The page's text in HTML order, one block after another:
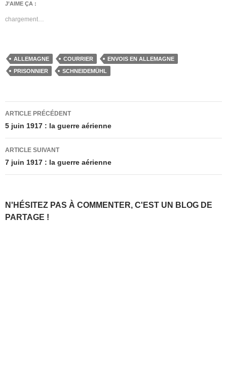
J’AIME ÇA :
chargement…
ALLEMAGNE COURRIER
ENVOIS EN ALLEMAGNE
PRISONNIER
SCHNEIDEMÜHL
Navigation
des
articles
ARTICLE PRÉCÉDENT
5 juin 1917 : la guerre aérienne
ARTICLE SUIVANT
7 juin 1917 : la guerre aérienne
N'HÉSITEZ PAS À COMMENTER, C'EST UN BLOG DE
PARTAGE !